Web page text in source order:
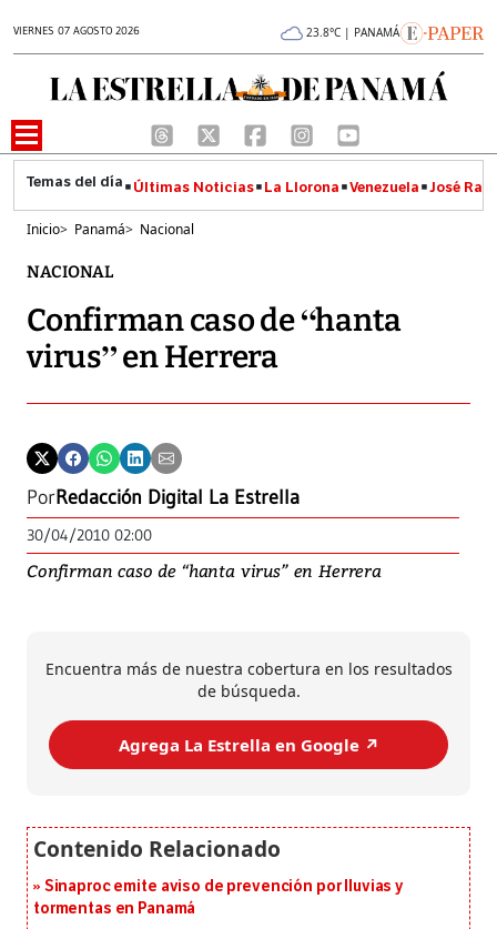
VIERNES 07 AGOSTO 2026 23.8°C | PANAMÁ
Últimas Noticias La Llorona Venezuela José
Inicio> Panamá> Nacional
NACIONAL
Confirman caso de “hanta
virus” en Herrera
PorRedacción Digital La Estrella
30/04/2010 02:00
Confirman caso de “hanta virus” en Herrera
Encuentra más de nuestra cobertura en los resultados
de búsqueda.
Agrega La Estrella en Google ↗️
Sinaproc emite aviso de prevención por lluvias y
tormentas en Panamá